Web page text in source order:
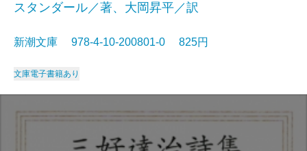
スタンダール／著、大岡昇平／訳
新潮文庫 978-4-10-200801-0 825円
文庫電子書籍あり